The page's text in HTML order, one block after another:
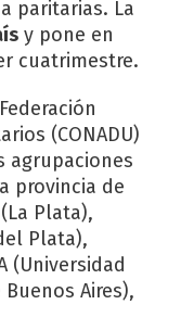
paritarias. La
y pone en
cuatrimestre.
(CONADU)
agrupaciones
provincia de
Plata),
Plata),
(Universidad
Aires),